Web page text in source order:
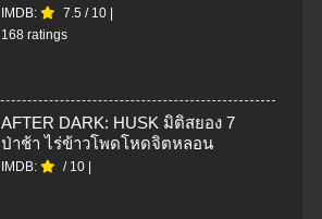
IMDB: 7.5 / 10 |
168 ratings
AFTER DARK: HUSK มิติสยอง 7
ป่าช้า ไร่ข้าวโพดโหดจิตหลอน
IMDB: / 10 |